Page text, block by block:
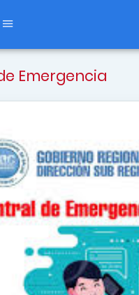
Emergencia